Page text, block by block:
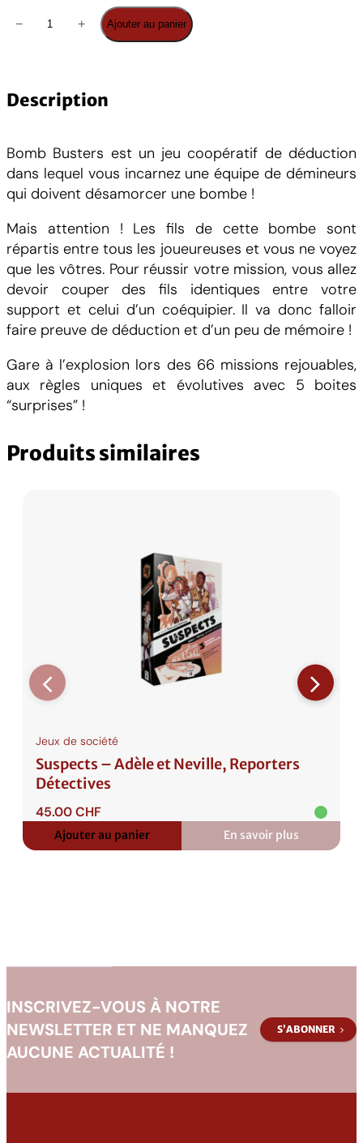
t
é
d
e
B
o
m
b
B
u
s
t
e
r
− + Ajouter au panier
Description
Bomb Busters est un jeu coopératif de déduction
dans lequel vous incarnez une équipe de démineurs
qui doivent désamorcer une bombe !
Mais attention ! Les fils de cette bombe sont
répartis entre tous les joueureuses et vous ne voyez
que les vôtres. Pour réussir votre mission, vous allez
devoir couper des fils identiques entre votre
support et celui d’un coéquipier. Il va donc falloir
faire preuve de déduction et d’un peu de mémoire !
Gare à l’explosion lors des 66 missions rejouables,
aux règles uniques et évolutives avec 5 boites
“surprises” !
Produits similaires
Jeux de société
Suspects – Adèle et Neville, Reporters
Détectives
45.00CHF
Ajouter au panier En savoir plus
:
Suspects
INSCRIVEZ-VOUS À NOTRE
NEWSLETTER ET NE MANQUEZ
AUCUNE ACTUALITÉ !
S’ABONNER